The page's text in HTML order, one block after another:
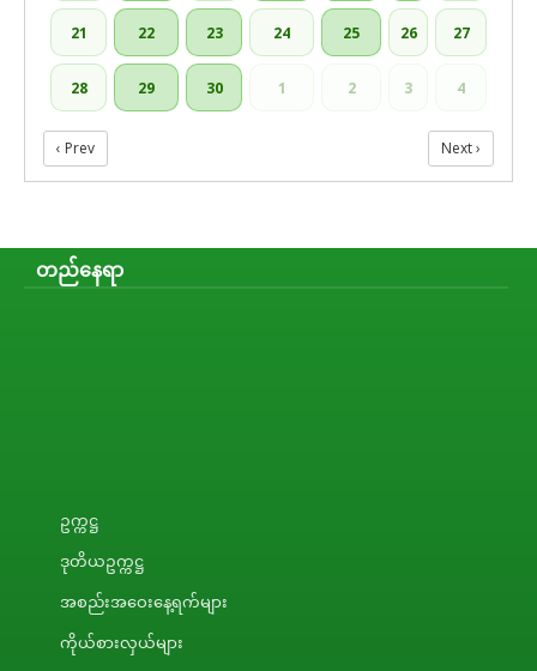
21 22 23 24 25 26 27
28 29 30 1 2 3 4
‹ Prev Next ›
တည်နေရာ
ဥက္ကဋ္ဌ
ဒုတိယဥက္ကဋ္ဌ
အစည်းအဝေးနေ့ရက်များ
ကိုယ်စားလှယ်များ